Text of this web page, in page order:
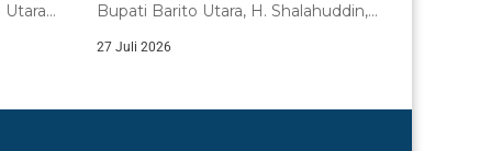
Bupati Barito Utara, H. Shalahuddin,
27 Juli 2026